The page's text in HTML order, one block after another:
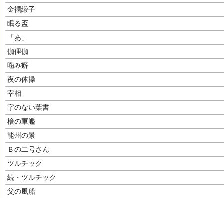
金襴緞子
眠る盃
「あ」
伽俚伽
噛み癖
夜の体操
宰相
字のない葉書
檜の軍艦
能州の景
Ｂの二号さん
ツルチック
続・ツルチック
父の風船